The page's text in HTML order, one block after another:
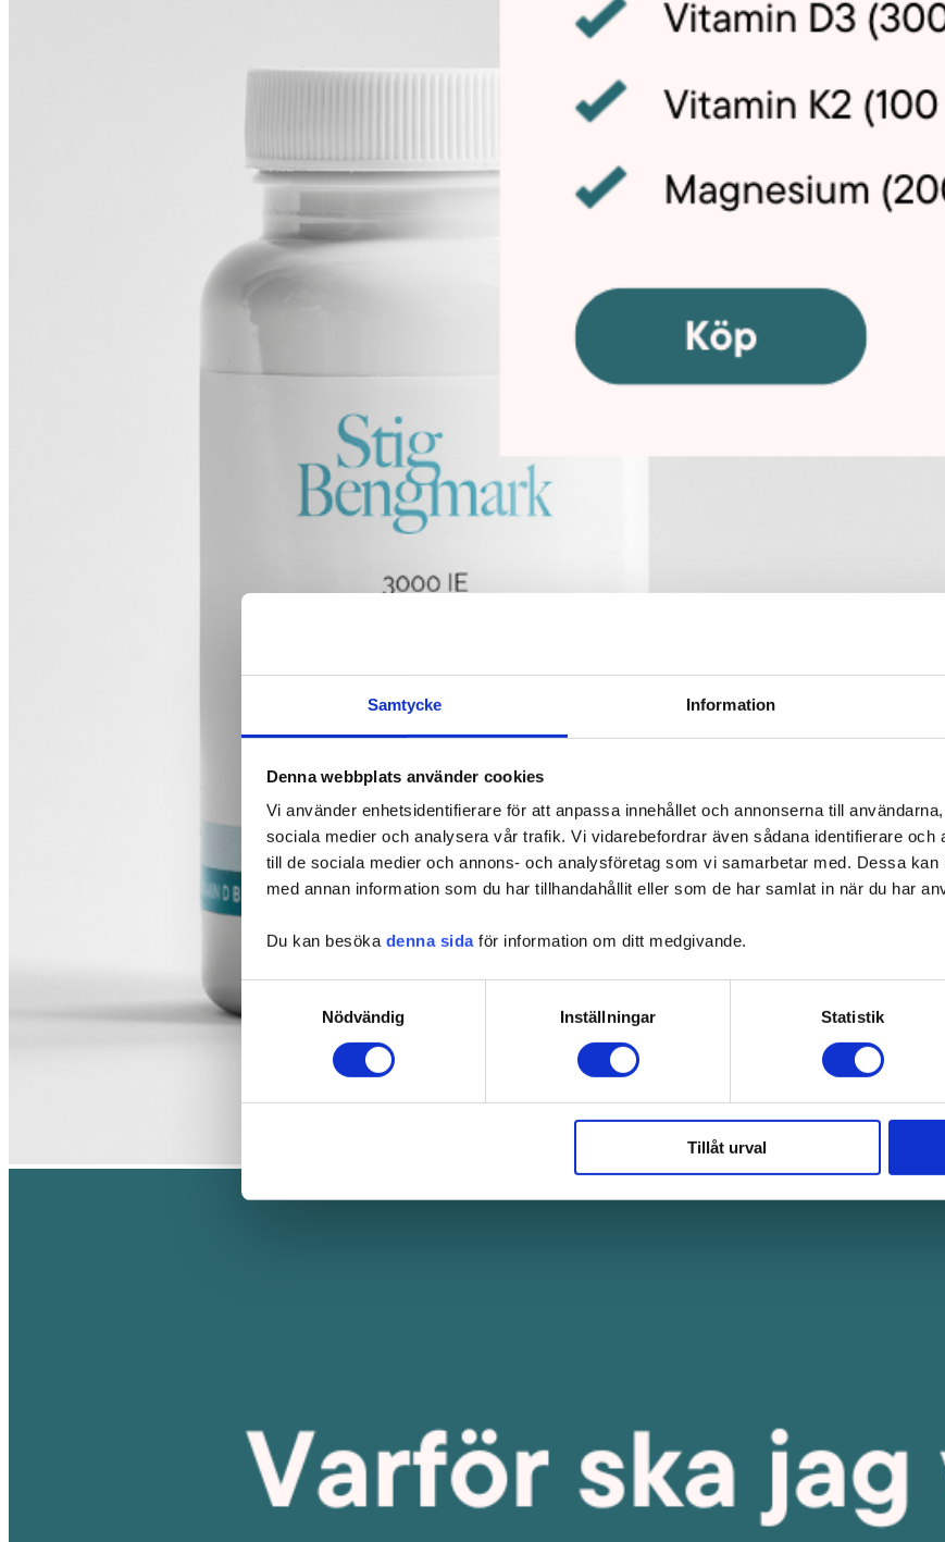
Samtycke Information
Denna webbplats använder cookies
Vi använder enhetsidentifierare för att anpassa innehållet och annonserna till
sociala medier och analysera vår trafik. Vi vidarebefordrar även sådana identifierare och
till de sociala medier och annons- och analysföretag som vi samarbetar med. Dessa
med annan information som du har tillhandahållit eller som de har samlat in när du har
Du kan besöka denna sidaför information om ditt medgivande.
Nödvändig
Inställningar Statistik
Tillåt urval